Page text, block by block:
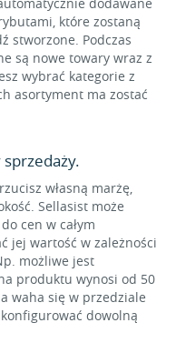
które zostaną
stworzone. Podczas
są nowe towary wraz z
wybrać kategorie z
asortyment ma zostać
własną marżę,
Sellasist może
cen w całym
jej wartość w zależności
możliwe jest
produktu wynosi od 50
waha się w przedziale
dowolną